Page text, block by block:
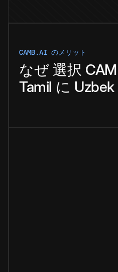
CAMB.AI のメリット
なぜ 選択
Tamil に Uzbek